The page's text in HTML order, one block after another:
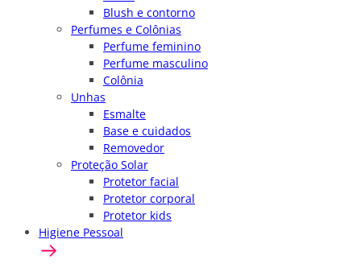
Blush e contorno
Perfumes e Colônias
Perfume feminino
Perfume masculino
Colônia
Unhas
Esmalte
Base e cuidados
Removedor
Proteção Solar
Protetor facial
Protetor corporal
Protetor kids
Higiene Pessoal